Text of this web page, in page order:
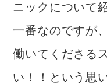
ニックについて
一番なのですが
働いてくださる
い！！という思